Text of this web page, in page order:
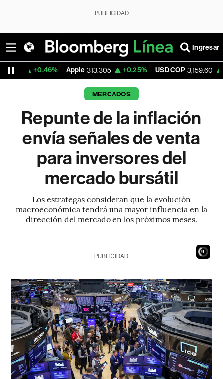
PUBLICIDAD
Ingresar
Apple 313.305 +0.25% USD COP 3,159.60 +0.01%
MERCADOS
Repunte de la inflación
envía señales de venta
para inversores del
mercado bursátil
Los estrategas consideran que la evolución
macroeconómica tendrá una mayor influencia en la
dirección del mercado en los próximos meses.
7
PUBLICIDAD